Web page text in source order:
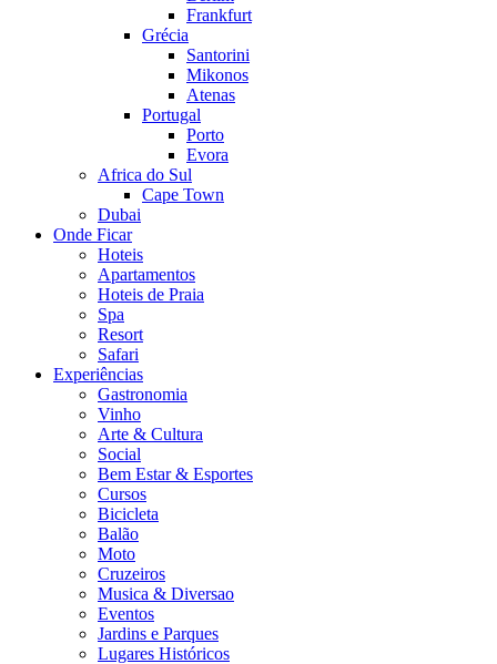
Frankfurt
Grécia
Santorini
Mikonos
Atenas
Portugal
Porto
Evora
Africa do Sul
Cape Town
Dubai
Onde Ficar
Hoteis
Apartamentos
Hoteis de Praia
Spa
Resort
Safari
Experiências
Gastronomia
Vinho
Arte & Cultura
Social
Bem Estar & Esportes
Cursos
Bicicleta
Balão
Moto
Cruzeiros
Musica & Diversao
Eventos
Jardins e Parques
Lugares Históricos